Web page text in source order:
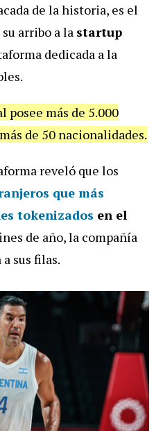
de la historia, es el
arribo a la startup
dedicada a la
posee más de 5.000
de 50 nacionalidades.
reveló que los
que más
tokenizados en el
de año, la compañía
sus filas.